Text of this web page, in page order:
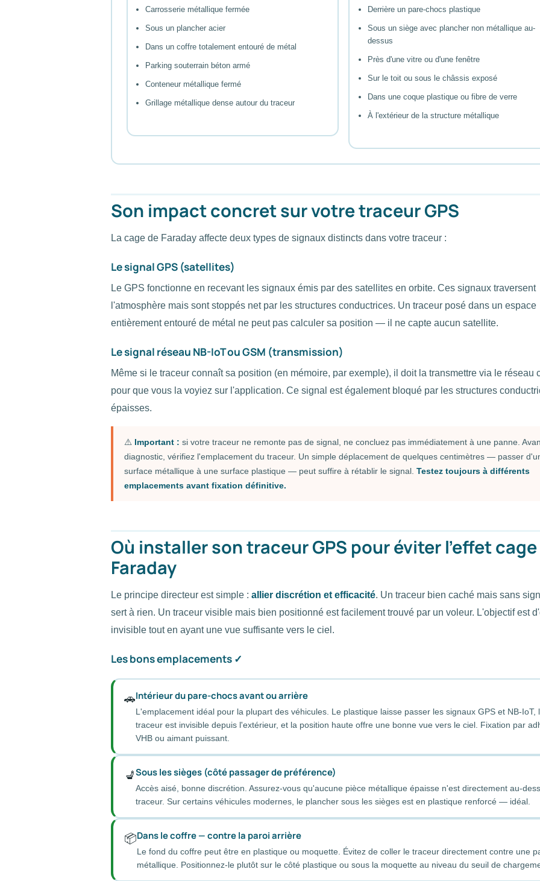
Carrosserie métallique fermée
Sous un plancher acier
Dans un coffre totalement entouré de métal
Parking souterrain béton armé
Conteneur métallique fermé
Grillage métallique dense autour du traceur
Derrière un pare-chocs plastique
Sous un siège avec plancher non métallique au-
dessus
Près d'une vitre ou d'une fenêtre
Sur le toit ou sous le châssis exposé
Dans une coque plastique ou fibre de verre
À l'extérieur de la structure métallique
Son impact concret sur votre traceur GPS
La cage de Faraday affecte deux types de signaux distincts dans votre traceur :
Le signal GPS (satellites)
Le GPS fonctionne en recevant les signaux émis par des satellites en orbite. Ces signaux traversent
l'atmosphère mais sont stoppés net par les structures conductrices. Un traceur posé dans un espace
entièrement entouré de métal ne peut pas calculer sa position — il ne capte aucun satellite.
Le signal réseau NB-IoT ou GSM (transmission)
Même si le traceur connaît sa position (en mémoire, par exemple), il doit la transmettre via le réseau
pour que vous la voyiez sur l'application. Ce signal est également bloqué par les structures
épaisses.
⚠️ Important : si votre traceur ne remonte pas de signal, ne concluez pas immédiatement à une panne.
diagnostic, vérifiez l'emplacement du traceur. Un simple déplacement de quelques centimètres — passer
surface métallique à une surface plastique — peut suffire à rétablir le signal. Testez toujours à différents
emplacements avant fixation définitive.
Où installer son traceur GPS pour éviter l'effet
Faraday
Le principe directeur est simple : allier discrétion et efficacité. Un traceur bien caché mais sans
sert à rien. Un traceur visible mais bien positionné est facilement trouvé par un voleur. L'objectif est
invisible tout en ayant une vue suffisante vers le ciel.
Les bons emplacements ✓
🚗Intérieur du pare-chocs avant ou arrière
L'emplacement idéal pour la plupart des véhicules. Le plastique laisse passer les signaux GPS et NB-IoT,
traceur est invisible depuis l'extérieur, et la position haute offre une bonne vue vers le ciel. Fixation par
VHB ou aimant puissant.
💺Sous les sièges (côté passager de préférence)
Accès aisé, bonne discrétion. Assurez-vous qu'aucune pièce métallique épaisse n'est directement au-
traceur. Sur certains véhicules modernes, le plancher sous les sièges est en plastique renforcé — idéal.
📦Dans le coffre — contre la paroi arrière
Le fond du coffre peut être en plastique ou moquette. Évitez de coller le traceur directement contre une
métallique. Positionnez-le plutôt sur le côté plastique ou sous la moquette au niveau du seuil de